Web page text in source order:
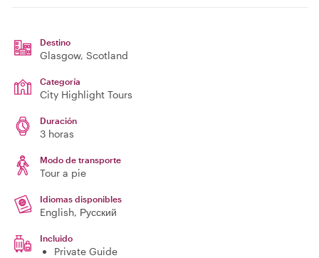
Destino
Glasgow, Scotland
Categoría
City Highlight Tours
Duración
3 horas
Modo de transporte
Tour a pie
Idiomas disponibles
English, Русский
Incluido
Private Guide